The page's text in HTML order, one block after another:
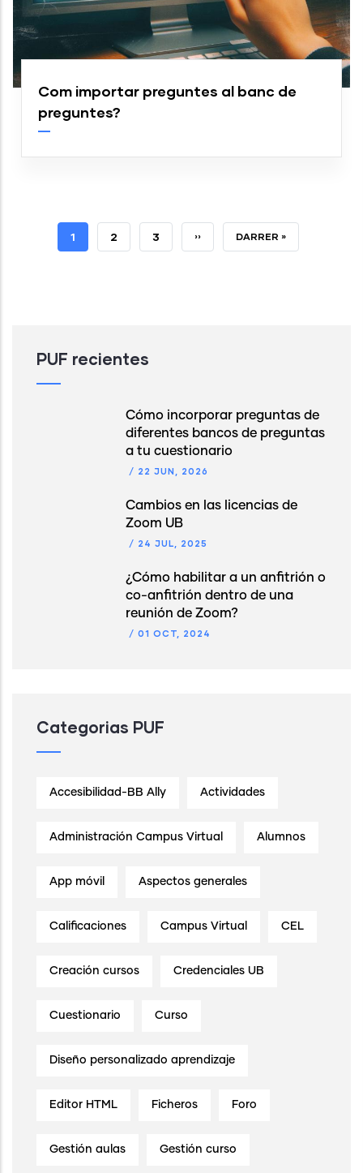
Com importar preguntes al banc de
preguntes?
PÁGINA
1 PÁGINA
2 PÁGINA
3 SIGUIENTE
›› ÚLTIMA
DARRER »
PUF recientes
Cómo incorporar preguntas de
diferentes bancos de preguntas
a tu cuestionario
/ 22 JUN, 2026
Cambios en las licencias de
Zoom UB
/ 24 JUL, 2025
¿Cómo habilitar a un anfitrión o
co-anfitrión dentro de una
reunión de Zoom?
/ 01 OCT, 2024
Categorias PUF
Accesibilidad-BB Ally Actividades
Administración Campus Virtual Alumnos
App móvil Aspectos generales
Calificaciones Campus Virtual CEL
Creación cursos Credenciales UB
Cuestionario Curso
Diseño personalizado aprendizaje
Editor HTML Ficheros Foro
Gestión aulas Gestión curso